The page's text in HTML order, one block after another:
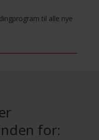
til alle nye
for: